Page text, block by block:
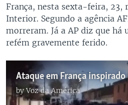
França, nesta sexta-feira, 23,
Interior. Segundo a agência
morreram. Já a AP diz que
refém gravemente ferido.
Ataque em França inspirado
byVoz da América